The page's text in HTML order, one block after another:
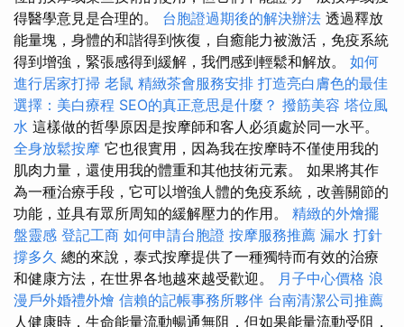
得醫學意見是合理的。 台胞證過期後的解決辦法 透過釋放
能量塊，身體的和諧得到恢復，自癒能力被激活，免疫系統
得到增強，緊張感得到緩解，我們感到輕鬆和解放。 如何
進行居家打掃 老鼠 精緻茶會服務安排 打造亮白膚色的最佳
選擇：美白療程 SEO的真正意思是什麼？ 撥筋美容 塔位風
水 這樣做的哲學原因是按摩師和客人必須處於同一水平。
全身放鬆按摩 它也很實用，因為我在按摩時不僅使用我的
肌肉力量，還使用我的體重和其他技術元素。 如果將其作
為一種治療手段，它可以增強人體的免疫系統，改善關節的
功能，並具有眾所周知的緩解壓力的作用。 精緻的外燴擺
盤靈感 登記工商 如何申請台胞證 按摩服務推薦 漏水 打針
撐多久 總的來說，泰式按摩提供了一種獨特而有效的治療
和健康方法，在世界各地越來越受歡迎。 月子中心價格 浪
漫戶外婚禮外燴 信賴的記帳事務所夥伴 台南清潔公司推薦
人健康時，生命能量流動暢通無阻，但如果能量流動受阻，